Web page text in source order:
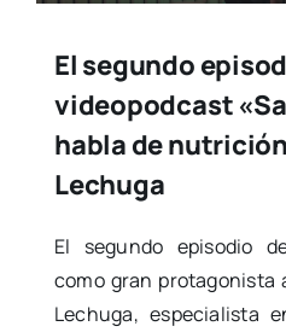
El segundo
videopodcast
habla de
Lechuga
El segun­do epi­so­dio
como gran pro­ta­go­nis­ta
Lechu­ga, espe­cia­lis­ta